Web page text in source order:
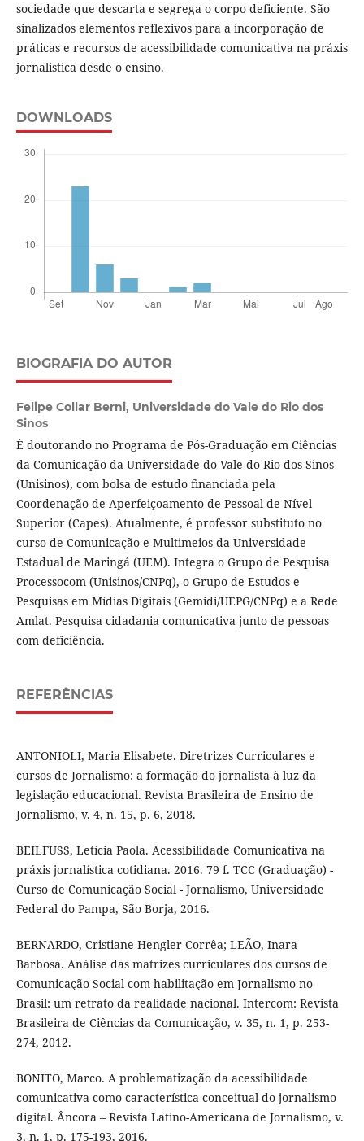
sociedade que descarta e segrega o corpo deficiente. São
sinalizados elementos reflexivos para a incorporação de
práticas e recursos de acessibilidade comunicativa na práxis
jornalística desde o ensino.
DOWNLOADS
BIOGRAFIA DO AUTOR
Felipe Collar Berni, Universidade do Vale do Rio dos
Sinos
É doutorando no Programa de Pós-Graduação em Ciências
da Comunicação da Universidade do Vale do Rio dos Sinos
(Unisinos), com bolsa de estudo financiada pela
Coordenação de Aperfeiçoamento de Pessoal de Nível
Superior (Capes). Atualmente, é professor substituto no
curso de Comunicação e Multimeios da Universidade
Estadual de Maringá (UEM). Integra o Grupo de Pesquisa
Processocom (Unisinos/CNPq), o Grupo de Estudos e
Pesquisas em Mídias Digitais (Gemidi/UEPG/CNPq) e a Rede
Amlat. Pesquisa cidadania comunicativa junto de pessoas
com deficiência.
REFERÊNCIAS
ANTONIOLI, Maria Elisabete. Diretrizes Curriculares e
cursos de Jornalismo: a formação do jornalista à luz da
legislação educacional. Revista Brasileira de Ensino de
Jornalismo, v. 4, n. 15, p. 6, 2018.
BEILFUSS, Letícia Paola. Acessibilidade Comunicativa na
práxis jornalística cotidiana. 2016. 79 f. TCC (Graduação) -
Curso de Comunicação Social - Jornalismo, Universidade
Federal do Pampa, São Borja, 2016.
BERNARDO, Cristiane Hengler Corrêa; LEÃO, Inara
Barbosa. Análise das matrizes curriculares dos cursos de
Comunicação Social com habilitação em Jornalismo no
Brasil: um retrato da realidade nacional. Intercom: Revista
Brasileira de Ciências da Comunicação, v. 35, n. 1, p. 253-
274, 2012.
BONITO, Marco. A problematização da acessibilidade
comunicativa como característica conceitual do jornalismo
digital. Âncora – Revista Latino-Americana de Jornalismo, v.
3, n. 1, p. 175-193, 2016.